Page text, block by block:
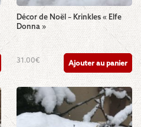
Décor de Noël – Krinkles « Elfe
Donna »
31.00€ Ajouter au panier